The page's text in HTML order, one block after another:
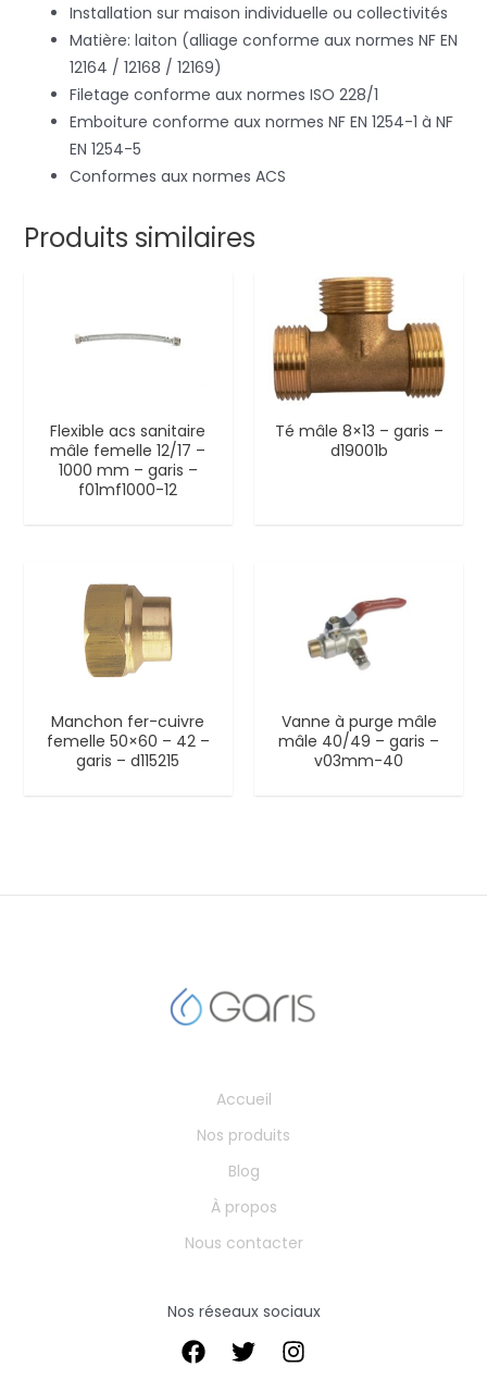
Installation sur maison individuelle ou collectivités
Matière: laiton (alliage conforme aux normes NF EN
12164 / 12168 / 12169)
Filetage conforme aux normes ISO 228/1
Emboiture conforme aux normes NF EN 1254-1 à NF
EN 1254-5
Conformes aux normes ACS
Produits similaires
Flexible acs sanitaire
mâle femelle 12/17 –
1000 mm – garis –
f01mf1000-12
Té mâle 8×13 – garis –
d19001b
Manchon fer-cuivre
femelle 50×60 – 42 –
garis – d115215
Vanne à purge mâle
mâle 40/49 – garis –
v03mm-40
Accueil
Nos produits
Blog
À propos
Nous contacter
Nos réseaux sociaux